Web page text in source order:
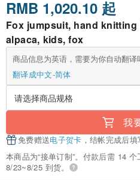
RMB 1,020.10 起
Fox jumpsuit, hand
alpaca, kids, fox
商品信息为英语，需要为你自动翻译
翻译成中文-简体
我
免费赠送电子贺卡 ，结帐完成后填
本商品为“接单订制”。付款后需 14
8/23~8/25 到货。